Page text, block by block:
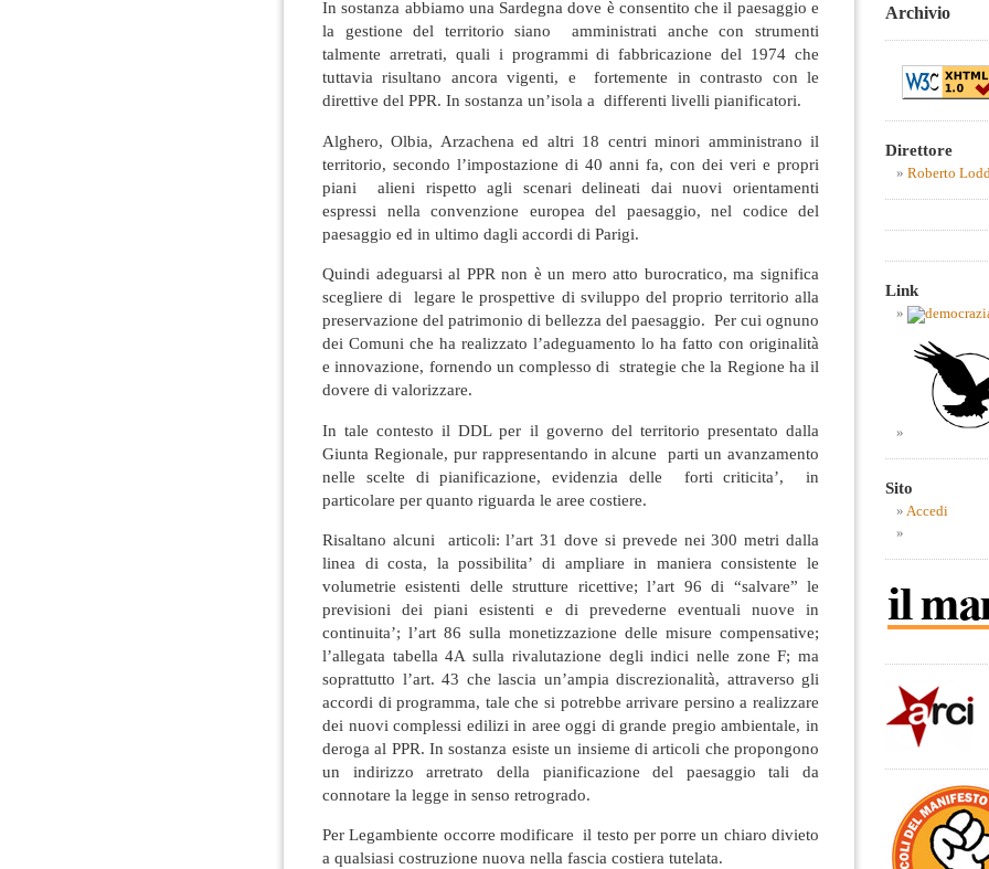
In sostanza abbiamo una Sardegna dove è consentito che il paesaggio e
la gestione del territorio siano amministrati anche con strumenti
talmente arretrati, quali i programmi di fabbricazione del 1974 che
tuttavia risultano ancora vigenti, e fortemente in contrasto con le
direttive del PPR. In sostanza un’isola a differenti livelli pianificatori.
Alghero, Olbia, Arzachena ed altri 18 centri minori amministrano il
territorio, secondo l’impostazione di 40 anni fa, con dei veri e propri
piani alieni rispetto agli scenari delineati dai nuovi orientamenti
espressi nella convenzione europea del paesaggio, nel codice del
paesaggio ed in ultimo dagli accordi di Parigi.
Quindi adeguarsi al PPR non è un mero atto burocratico, ma significa
scegliere di legare le prospettive di sviluppo del proprio territorio alla
preservazione del patrimonio di bellezza del paesaggio. Per cui ognuno
dei Comuni che ha realizzato l’adeguamento lo ha fatto con originalità
e innovazione, fornendo un complesso di strategie che la Regione ha il
dovere di valorizzare.
In tale contesto il DDL per il governo del territorio presentato dalla
Giunta Regionale, pur rappresentando in alcune parti un avanzamento
nelle scelte di pianificazione, evidenzia delle forti criticita’, in
particolare per quanto riguarda le aree costiere.
Risaltano alcuni articoli: l’art 31 dove si prevede nei 300 metri dalla
linea di costa, la possibilita’ di ampliare in maniera consistente le
volumetrie esistenti delle strutture ricettive; l’art 96 di “salvare” le
previsioni dei piani esistenti e di prevederne eventuali nuove in
continuita’; l’art 86 sulla monetizzazione delle misure compensative;
l’allegata tabella 4A sulla rivalutazione degli indici nelle zone F; ma
soprattutto l’art. 43 che lascia un’ampia discrezionalità, attraverso gli
accordi di programma, tale che si potrebbe arrivare persino a realizzare
dei nuovi complessi edilizi in aree oggi di grande pregio ambientale, in
deroga al PPR. In sostanza esiste un insieme di articoli che propongono
un indirizzo arretrato della pianificazione del paesaggio tali da
connotare la legge in senso retrogrado.
Per Legambiente occorre modificare il testo per porre un chiaro divieto
a qualsiasi costruzione nuova nella fascia costiera tutelata.
Archivio
Direttore
Roberto
Link
Sito
Accedi